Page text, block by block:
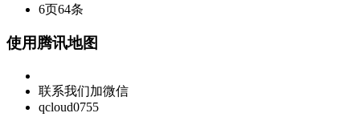
6页64条
使用腾讯地图
联系我们加微信
qcloud0755